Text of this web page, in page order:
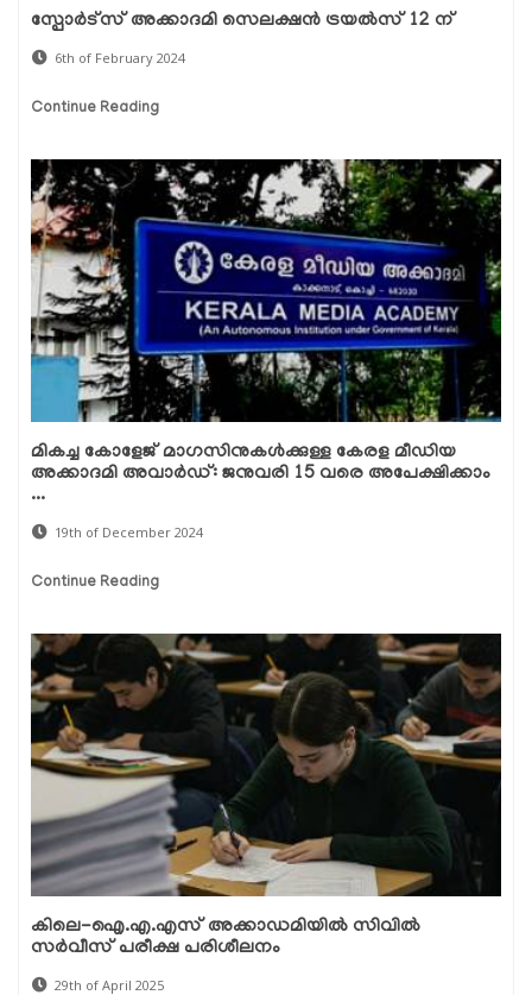
സ്പോര്‍ട്സ് അക്കാദമി സെലക്ഷന്‍ ട്രയല്‍സ് 12 ന്
6th of February 2024
Continue Reading
മികച്ച കോളേജ് മാഗസിനുകൾക്കുള്ള കേരള മീഡിയ
അക്കാദമി അവാർഡ്: ജനുവരി 15 വരെ അപേക്ഷിക്കാം
...
19th of December 2024
Continue Reading
കിലെ-ഐ.എ.എസ് അക്കാഡമിയിൽ സിവിൽ
സർവീസ് പരീക്ഷ പരിശീലനം
29th of April 2025